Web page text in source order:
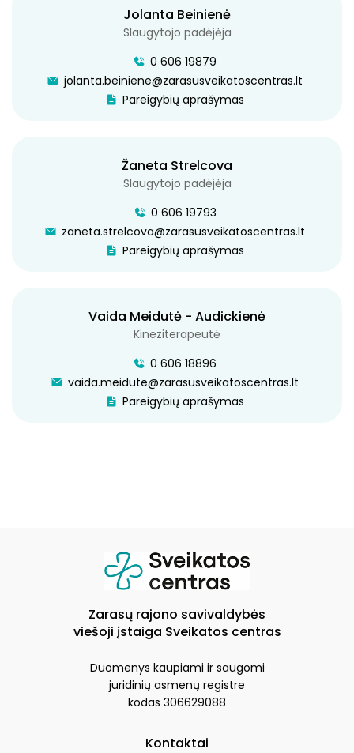
SALAKO AMBULATORIJA
TURMANTO AMBULATORIJA
MEDICINOS PUNKTAI
KONSULTACINĖ POLIKLINIKA
DIENOS CHIRURGIJA
RADIOLOGIJOS SKYRIUS
FIZINĖS MEDICINOS IR AMBULATORINĖS
SKUBIOSIOS MEDICINOS PAGALBOS IR DIENOS
STACIONARO SKYRIUS
SLAUGOS IR PALAIKOMOJO GYDYMO SKYRIUS
KOMISIJOS IR DARBO GRUPĖS
Jolanta Beinienė
Slaugytojo padėjėja
0 606 19879
jolanta.beiniene@zarasusveikatoscentras.lt
Pareigybių aprašymas
Žaneta Strelcova
Slaugytojo padėjėja
0 606 19793
zaneta.strelcova@zarasusveikatoscentras.lt
Pareigybių aprašymas
Vaida Meidutė - Audickienė
Kineziterapeutė
0 606 18896
vaida.meidute@zarasusveikatoscentras.lt
Pareigybių aprašymas
Zarasų rajono savivaldybės
viešoji įstaiga Sveikatos centras
Duomenys kaupiami ir saugomi
juridinių asmenų registre
kodas 306629088
Kontaktai